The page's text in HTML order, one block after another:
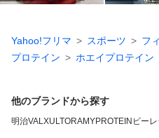
Yahoo!フリマ スポーツ
フ
プロテイン
ホエイプロテイン
他のブランドから探す
明治VALXULTORAMYPROTEIN ビー